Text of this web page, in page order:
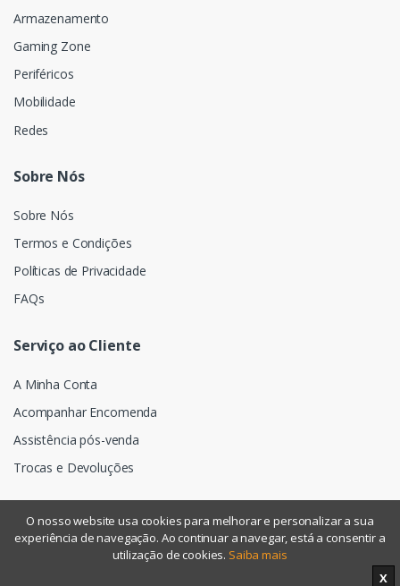
Armazenamento
Gaming Zone
Periféricos
Mobilidade
Redes
Sobre Nós
Sobre Nós
Termos e Condições
Políticas de Privacidade
FAQs
Serviço ao Cliente
A Minha Conta
Acompanhar Encomenda
Assistência pós-venda
Trocas e Devoluções
©Assismática- Todos os direitos reservados
O nosso website usa cookies para melhorar e personalizar a sua
experiência de navegação. Ao continuar a navegar, está a consentir a
utilização de cookies. Saiba mais
X